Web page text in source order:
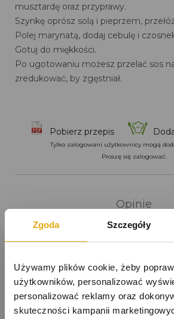
Zgoda Szczegóły
Używamy plików cookie, żeby
użytkowników, personalizować
personalizować reklamy oraz
skuteczności kampanii
musztardę oraz przyprawy.
Szynkę oprósz solą i pieprzem,
Polej marynatą, dodaj cebulę i
Gotuj do miękkości.
Po ugotowaniu możesz przelać sos
zredukować, by zgęstniał.
Pobierz przepis
Tylko zalogowani użytkownicy mogą
Proszę się zalogować.
Opinie
Proszę się zalogować.
ZALOGUJ SIĘ, ABY DODAĆ SWOJĄ